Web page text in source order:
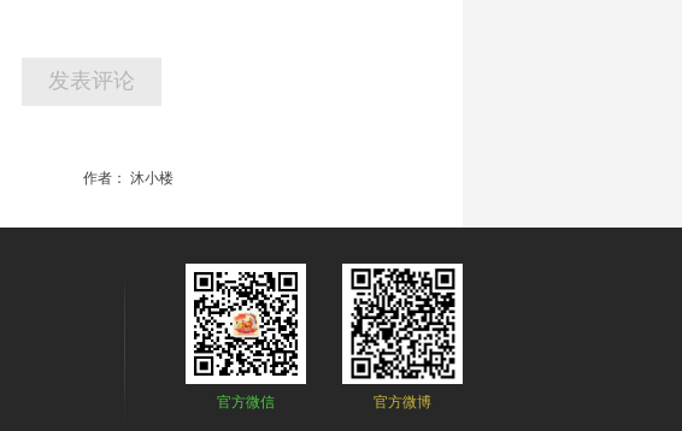
作者： 沐小楼
子爷的衣服！》 赠送鲜花12朵
沐小楼对 《退婚夜！我撕了战神世
子爷的衣服！》 进行了评论回复
沐小楼 对 《退婚夜！我撕了战神世
官方微博
官方微信